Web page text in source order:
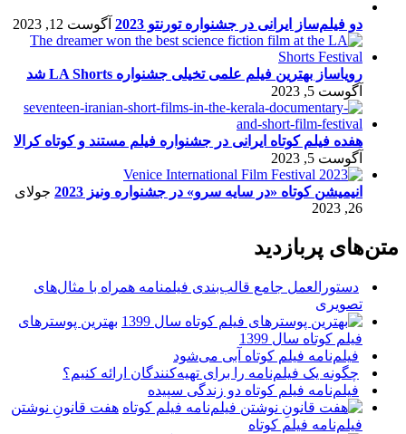
دو فیلم‌ساز ایرانی در جشنواره تورنتو 2023 آگوست 12, 2023
رویاساز بهترین فیلم علمی تخیلی جشنواره LA Shorts شد
آگوست 5, 2023
هفده فیلم کوتاه ایرانی در جشنواره فیلم مستند و کوتاه کرالا
آگوست 5, 2023
انیمیشن کوتاه «در سایه سرو» در جشنواره ونیز 2023
جولای
26, 2023
متن‌های پربازدید
دستورالعمل جامع قالب‌بندی فیلمنامه همراه با مثال‌های
تصویری
بهترین پوسترهای
فیلم کوتاه سال 1399
فیلم‌نامه فیلم کوتاه آبی می‌شود
چگونه یک فیلم‌نامه را برای تهیه‌کنندگان ارائه کنیم؟
فیلم‌نامه فیلم کوتاه دو زندگی سپیده
هفت قانونِ نوشتن
فیلم‌نامه فیلم کوتاه